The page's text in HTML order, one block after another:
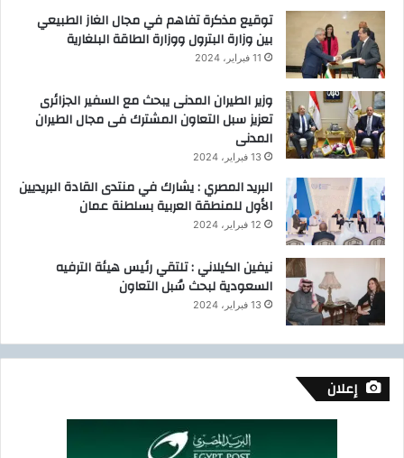
ر
ة
م
ح
د
ش
ي
ق
توقيع مذكرة تفاهم في مجال الغاز الطبيعي
بين وزارة البترول ووزارة الطاقة البلغارية
11 فبراير، 2024
وزير الطيران المدنى يبحث مع السفير الجزائرى
تعزيز سبل التعاون المشترك فى مجال الطيران
المدنى
13 فبراير، 2024
البريد المصري : يشارك في منتدى القادة البريديين
الأول للمنطقة العربية بسلطنة عمان
12 فبراير، 2024
نيفين الكيلاني : تلتقي رئيس هيئة الترفيه
السعودية لبحث سُبل التعاون
13 فبراير، 2024
إعلان